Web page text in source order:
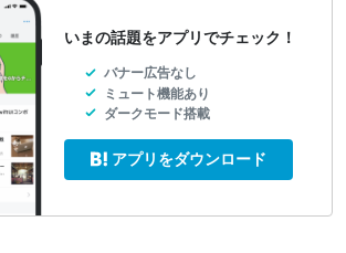
いまの話題をアプリでチェック！
バナー広告なし
ミュート機能あり
ダークモード搭載
アプリをダウンロード